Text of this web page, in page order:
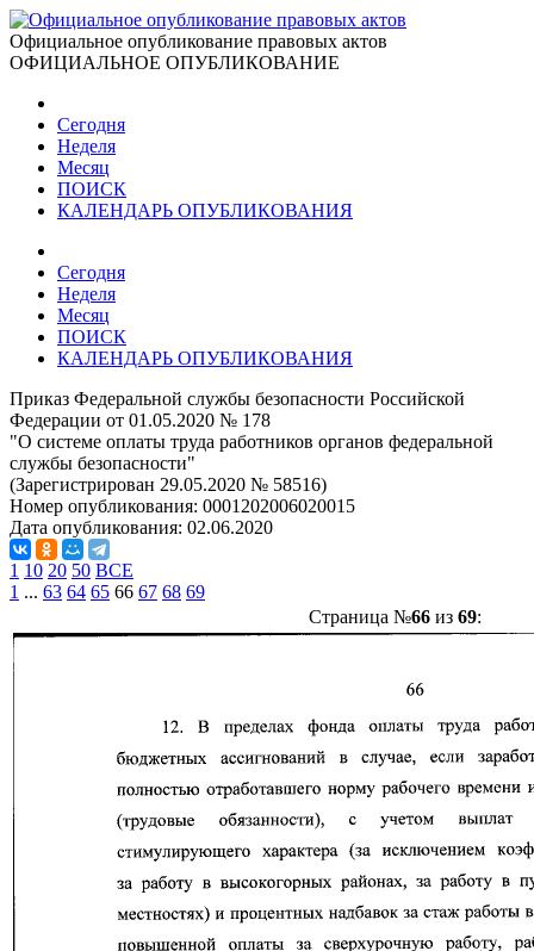
Официальное опубликование правовых актов
ОФИЦИАЛЬНОЕ ОПУБЛИКОВАНИЕ
Сегодня
Неделя
Месяц
ПОИСК
КАЛЕНДАРЬ ОПУБЛИКОВАНИЯ
Сегодня
Неделя
Месяц
ПОИСК
КАЛЕНДАРЬ ОПУБЛИКОВАНИЯ
Приказ Федеральной службы безопасности Российской
Федерации от 01.05.2020 № 178
"О системе оплаты труда работников органов федеральной
службы безопасности"
(Зарегистрирован 29.05.2020 № 58516)
Номер опубликования: 0001202006020015
Дата опубликования: 02.06.2020
1 10 20 50 ВСЕ
1 ... 63 64 65 66 67 68 69
Страница №66из 69: